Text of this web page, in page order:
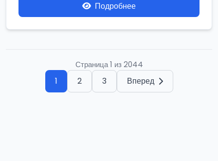
Подробнее
Страница 1 из 2044
1 2 3 Вперед